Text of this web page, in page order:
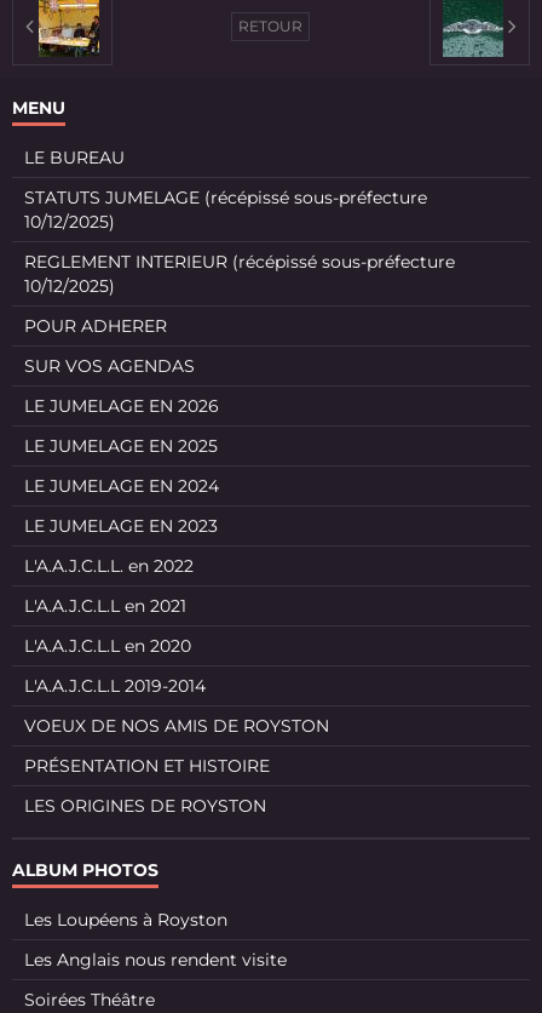
RETOUR
MENU
LE BUREAU
STATUTS JUMELAGE (récépissé sous-préfecture
10/12/2025)
REGLEMENT INTERIEUR (récépissé sous-préfecture
10/12/2025)
POUR ADHERER
SUR VOS AGENDAS
LE JUMELAGE EN 2026
LE JUMELAGE EN 2025
LE JUMELAGE EN 2024
LE JUMELAGE EN 2023
L'A.A.J.C.L.L. en 2022
L'A.A.J.C.L.L en 2021
L'A.A.J.C.L.L en 2020
L'A.A.J.C.L.L 2019-2014
VOEUX DE NOS AMIS DE ROYSTON
PRÉSENTATION ET HISTOIRE
LES ORIGINES DE ROYSTON
ALBUM PHOTOS
Les Loupéens à Royston
Les Anglais nous rendent visite
Soirées Théâtre